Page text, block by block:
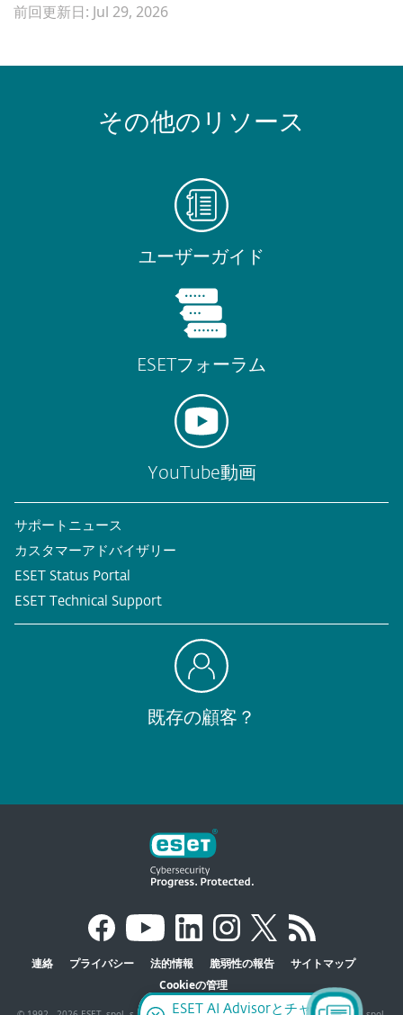
前回更新日: Jul 29, 2026
その他のリソース
ユーザーガイド
ESETフォーラム
YouTube動画
サポートニュース
カスタマーアドバイザリー
ESET Status Portal
ESET Technical Support
既存の顧客？
連絡 プライバシー 法的情報 脆弱性の報告
サイトマップ
Cookieの管理
ESET AI Advisorとチャ